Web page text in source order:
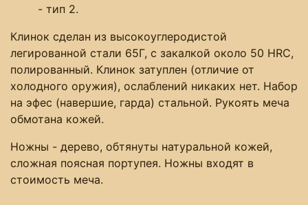
- тип 2.
Клинок сделан из высокоуглеродистой
легированной стали 65Г, с закалкой около 50 HRC,
полированный. Клинок затуплен (отличие от
холодного оружия), ослаблений никаких нет. Набор
на эфес (навершие, гарда) стальной. Рукоять меча
обмотана кожей.
Ножны - дерево, обтянуты натуральной кожей,
сложная поясная портупея. Ножны входят в
стоимость меча.